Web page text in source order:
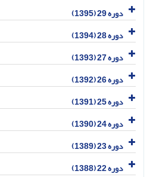
دوره 29 (1395)
دوره 28 (1394)
دوره 27 (1393)
دوره 26 (1392)
دوره 25 (1391)
دوره 24 (1390)
دوره 23 (1389)
دوره 22 (1388)